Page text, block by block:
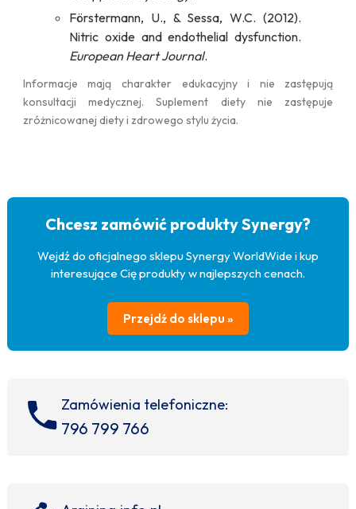
Förstermann, U., & Sessa, W.C. (2012).
Nitric oxide and endothelial dysfunction.
European Heart Journal.
Informacje mają charakter edukacyjny i nie zastępują
konsultacji medycznej. Suplement diety nie zastępuje
zróżnicowanej diety i zdrowego stylu życia.
Chcesz zamówić produkty Synergy?
Wejdź do oficjalnego sklepu Synergy WorldWide i kup
interesujące Cię produkty w najlepszych cenach.
Przejdź do sklepu »
Zamówienia telefoniczne:
796 799 766